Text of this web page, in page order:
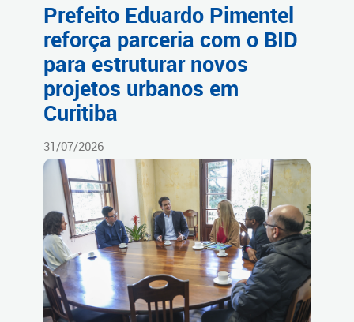
Prefeito Eduardo Pimentel
reforça parceria com o BID
para estruturar novos
projetos urbanos em
Curitiba
31/07/2026